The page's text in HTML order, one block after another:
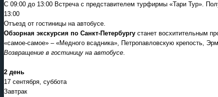
С 09:00 до 13:00 Встреча с представителем турфирмы «Тари Тур».
13:00
Отъезд от гостиницы на автобусе.
Обзорная экскурсия по Санкт-Петербургу станет восхитительным
«самое-самое» – «Медного всадника», Петропавловскую крепость,
Возвращение в гостиницу на автобусе.
2 день
17 сентября, суббота
Завтрак